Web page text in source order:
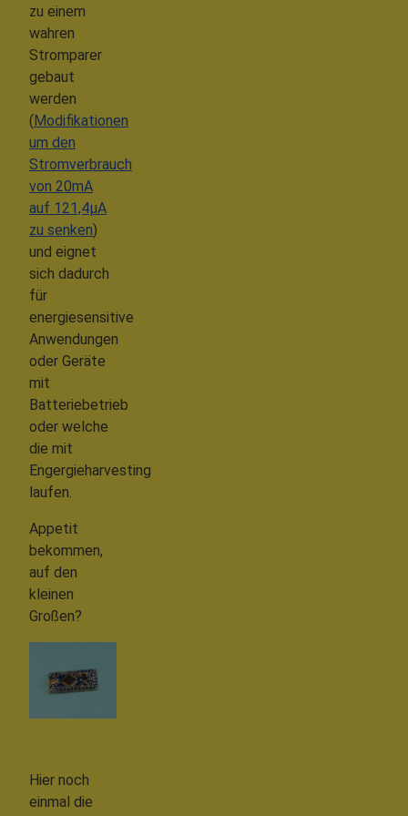
zu einem
wahren
Stromparer
gebaut
werden
( Modifikationen
um den
Stromverbrauch
von 20mA
auf 121,4µA
zu senken)
und eignet
sich dadurch
für
energiesensitive
Anwendungen
oder Geräte
mit
Batteriebetrieb
oder welche
die mit
Engergieharvesting
laufen.
Appetit
bekommen,
auf den
kleinen
Großen?
Hier noch
einmal die